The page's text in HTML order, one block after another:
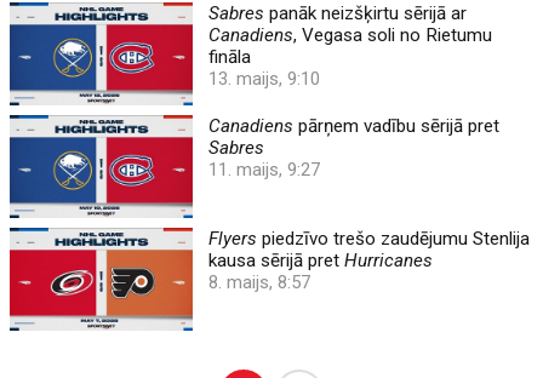
Sabres panāk neizšķirtu sērijā ar
Canadiens, Vegasa soli no Rietumu
fināla
13. maijs, 9:10
Canadiens pārņem vadību sērijā pret
Sabres
11. maijs, 9:27
Flyers piedzīvo trešo zaudējumu Stenlija
kausa sērijā pretHurricanes
8. maijs, 8:57